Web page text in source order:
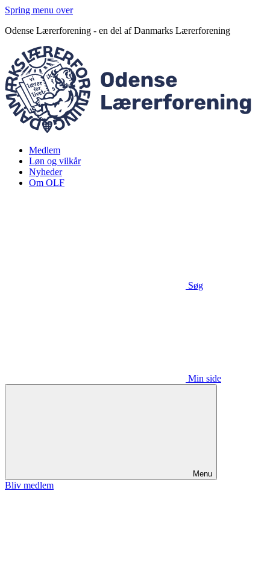
Spring menu over
Odense Lærerforening - en del af Danmarks Lærerforening
Medlem
Løn og vilkår
Nyheder
Om OLF
Søg
Min side
Menu
Bliv medlem